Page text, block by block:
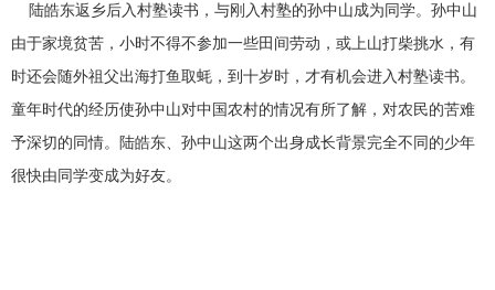
陆皓东返乡后入村塾读书，与刚入村塾的孙中山成为同学。孙中山
由于家境贫苦，小时不得不参加一些田间劳动，或上山打柴挑水，有
时还会随外祖父出海打鱼取蚝，到十岁时，才有机会进入村塾读书。
童年时代的经历使孙中山对中国农村的情况有所了解，对农民的苦难
予深切的同情。陆皓东、孙中山这两个出身成长背景完全不同的少年
很快由同学变成为好友。